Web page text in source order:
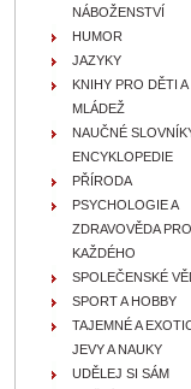
NÁBOŽENSTVÍ
HUMOR
JAZYKY
KNIHY PRO DĚTI A
MLÁDEŽ
NAUČNÉ
ENCYKLOPEDIE
PŘÍRODA
PSYCHOLOGIE A
ZDRAVOVĚDA PRO
KAŽDÉHO
SPOLEČENSKÉ
SPORT A HOBBY
TAJEMNÉ A
JEVY A NAUKY
UDĚLEJ SI SÁM